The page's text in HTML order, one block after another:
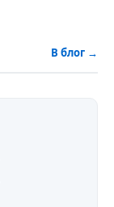
В блог →